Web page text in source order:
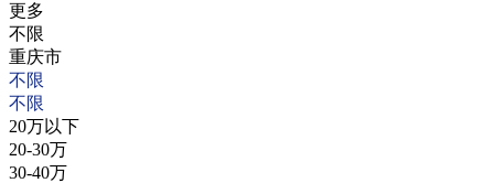
更多
不限
重庆市
不限
不限
20万以下
20-30万
30-40万